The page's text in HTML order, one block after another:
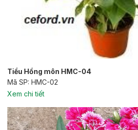
Tiểu Hồng môn HMC-04
Mã SP: HMC-02
Xem chi tiết